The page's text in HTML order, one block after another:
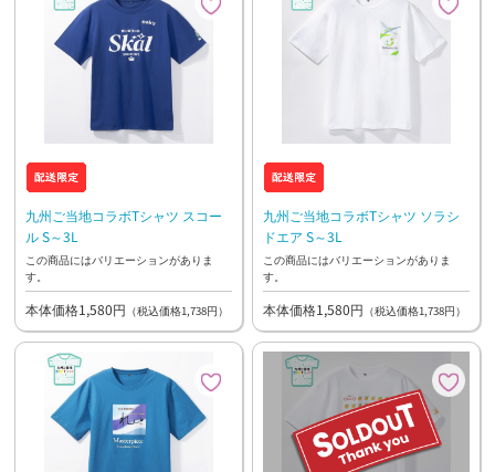
九州ご当地コラボTシャツ スコー
ル S～3L
この商品にはバリエーションがありま
す。
本体価格1,580円 （税込価格1,738円）
九州ご当地コラボTシャツ ソラシ
ドエア S～3L
この商品にはバリエーションがありま
す。
本体価格1,580円 （税込価格1,738円）